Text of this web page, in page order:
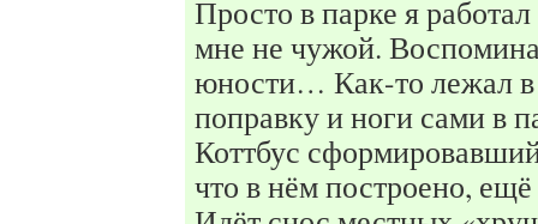
Просто в парке я
мне не чужой.
юности… Как-то лежал
поправку и ноги сами в
Коттбус
что в нём построено,